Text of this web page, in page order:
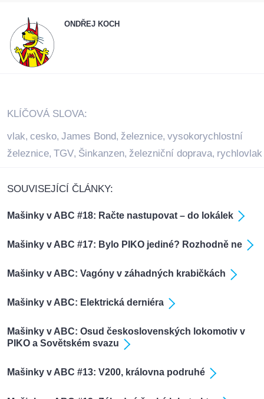
ONDŘEJ KOCH
KLÍČOVÁ SLOVA:
vlak, cesko, James Bond, železnice, vysokorychlostní
železnice, TGV, Šinkanzen, železniční doprava, rychlovlak
SOUVISEJÍCÍ ČLÁNKY:
Mašinky v ABC #18: Račte nastupovat – do lokálek
Mašinky v ABC #17: Bylo PIKO jediné? Rozhodně ne
Mašinky v ABC: Vagóny v záhadných krabičkách
Mašinky v ABC: Elektrická derniéra
Mašinky v ABC: Osud československých lokomotiv v
PIKO a Sovětském svazu
Mašinky v ABC #13: V200, královna podruhé